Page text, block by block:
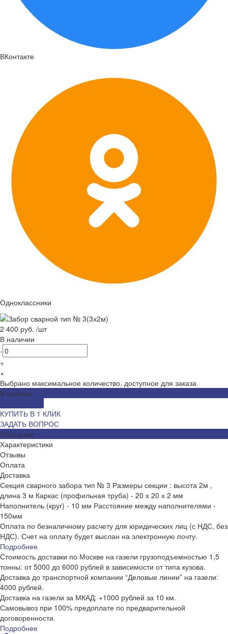
ВКонтакте
Одноклассники
2 400 руб. /шт
В наличии
-
+
×
Выбрано максимальное количество, доступное для заказа
В корзину
КУПИТЬ В 1 КЛИК
ЗАДАТЬ ВОПРОС
Описание
Характеристики
Отзывы
Оплата
Доставка
Секция сварного забора тип № 3 Размеры секции : высота 2м ,
длина 3 м Каркас (профильная труба) - 20 х 20 х 2 мм
Наполнитель (круг) - 10 мм Расстояние между наполнителями -
150мм
Оплата по безналичному расчету для юридических лиц (с НДС, без
НДС). Счет на оплату будет выслан на электронную почту.
Подробнее
Стоимость доставки по Москве на газели грузоподъемностью 1,5
тонны: от 5000 до 6000 рублей в зависимости от типа кузова.
Доставка до транспортной компании “Деловые линии” на газели:
4000 рублей.
Доставка на газели за МКАД: +1000 рублей за 10 км.
Самовывоз при 100% предоплате по предварительной
договоренности.
Подробнее